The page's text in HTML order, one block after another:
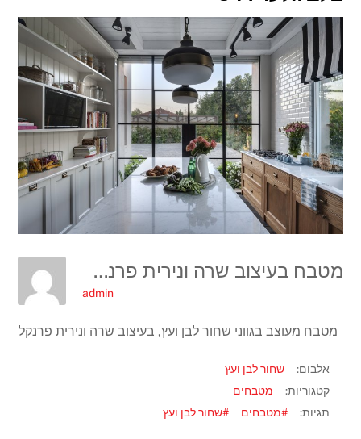
מטבח בעיצוב שרה ונירית פרנקל, צלם גלעד רדט
admin
מטבח מעוצב בגווני שחור לבן ועץ, בעיצוב שרה ונירית פרנקל
אלבום:
שחור לבן ועץ
קטגוריות:
מטבחים
תגיות:
#מטבחים #שחור לבן ועץ